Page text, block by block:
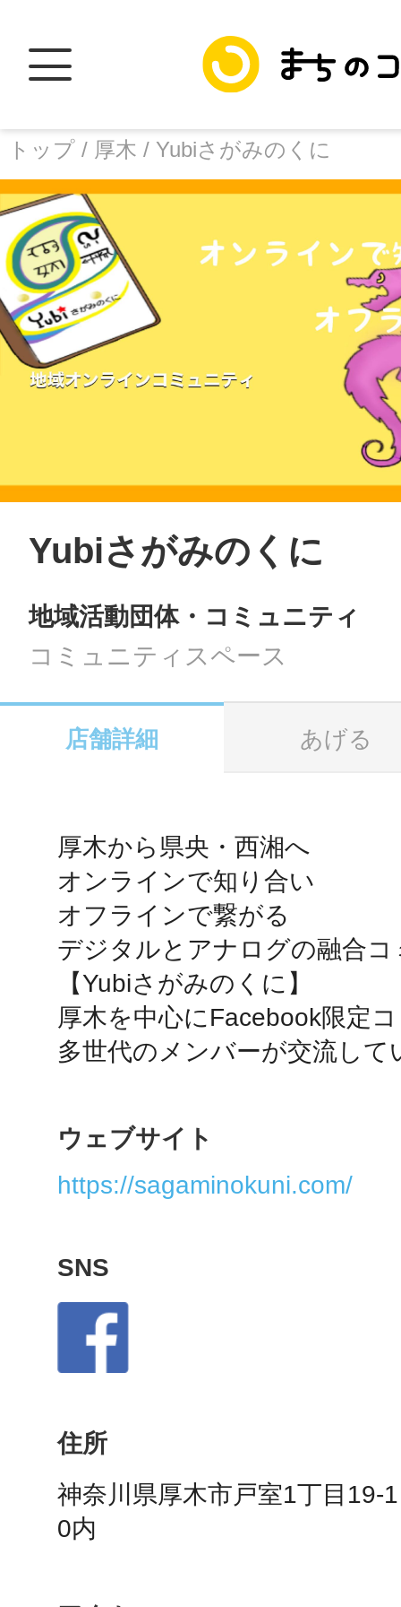
トップ / 厚木 / Yubiさがみのくに
facebook
SMS
メール
URLをコピー
Yubiさがみのくに
地域活動団体・コミュニティ
コミュニティスペース
店舗詳細 あげる
厚木から県央・西湘へ
オンラインで知り合い
オフラインで繋がる
デジタルとアナログの融合
【Yubiさがみのくに】
厚木を中心にFacebook限定
多世代のメンバーが交流して
ウェブサイト
https://sagaminokuni.com/
SNS
住所
神奈川県厚木市戸室1丁目19-
0内
トップ
加盟スポットに
地域に導入を
地域ごとの
智頭
鴻巣
池袋